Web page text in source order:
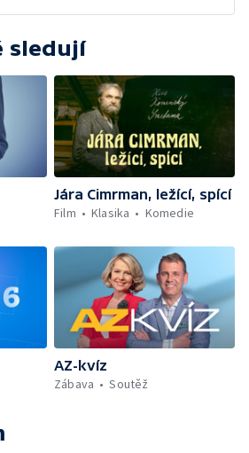
sledují
Jára Cimrman, ležící, spící
Film
Klasika Komedie
AZ-kvíz
Zábava
Soutěž